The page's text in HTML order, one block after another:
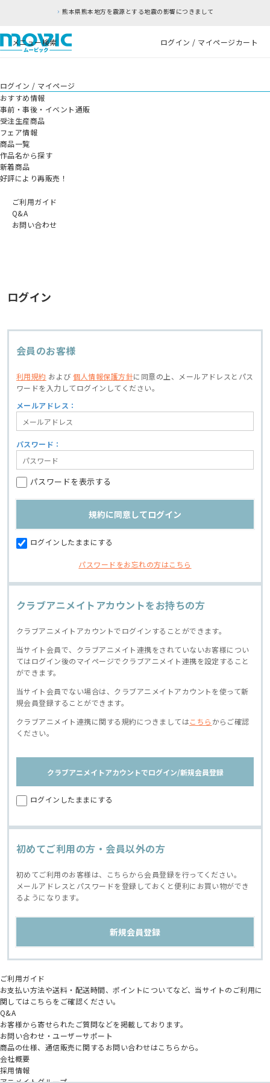
熊本県熊本地方を震源とする地震の影響につきまして
メニュー検索 ログイン / マイページカート
ログイン / マイページ
おすすめ情報
事前・事後・イベント通販
受注生産商品
フェア情報
商品一覧
作品名から探す
新着商品
好評により再販売！
ご利用ガイド
Q&A
お問い合わせ
ログイン
会員のお客様
利用規約 および個人情報保護方針に同意の上、
メールアドレスとパス
ワードを入力してログインしてください。
メールアドレス：
パスワード：
パスワードを表示する
ログインしたままにする
パスワードをお忘れの方はこちら
クラブアニメイトアカウントをお持ちの方
クラブアニメイトアカウントでログインすることができます。
当サイト会員で、クラブアニメイト連携をされていないお客様につい
てはログイン後のマイページでクラブアニメイト連携を設定すること
ができます。
当サイト会員でない場合は、クラブアニメイトアカウントを使って新
規会員登録することができます。
クラブアニメイト連携に関する規約につきましてはこちら からご確認
ください。
クラブアニメイトアカウントでログイン/新規会員登録
ログインしたままにする
初めてご利用の方・会員以外の方
初めてご利用のお客様は、こちらから会員登録を行ってください。
メールアドレスとパスワードを登録しておくと便利にお買い物ができ
るようになります。
ご利用ガイド
お支払い方法や送料・配送時間、ポイントについてなど、当サイトのご利用に
関してはこちらをご確認ください。
Q&A
お客様から寄せられたご質問などを掲載しております。
お問い合わせ・ユーザーサポート
商品の仕様、通信販売に関するお問い合わせはこちらから。
会社概要
採用情報